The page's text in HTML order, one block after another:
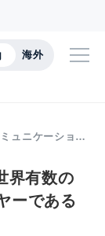
海外
ュニケーショ…
界有数の
ーである